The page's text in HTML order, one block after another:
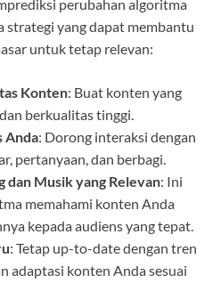
perubahan algoritma
strategi yang dapat membantu
untuk tetap relevan:
Konten: Buat konten yang
berkualitas tinggi.
Anda: Dorong interaksi dengan
pertanyaan, dan berbagi.
dan Musik yang Relevan: Ini
memahami konten Anda
kepada audiens yang tepat.
: Tetap up-to-date dengan tren
adaptasi konten Anda sesuai